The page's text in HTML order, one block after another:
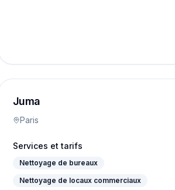
Juma
Paris
Services et tarifs
Nettoyage de bureaux
Nettoyage de locaux commerciaux